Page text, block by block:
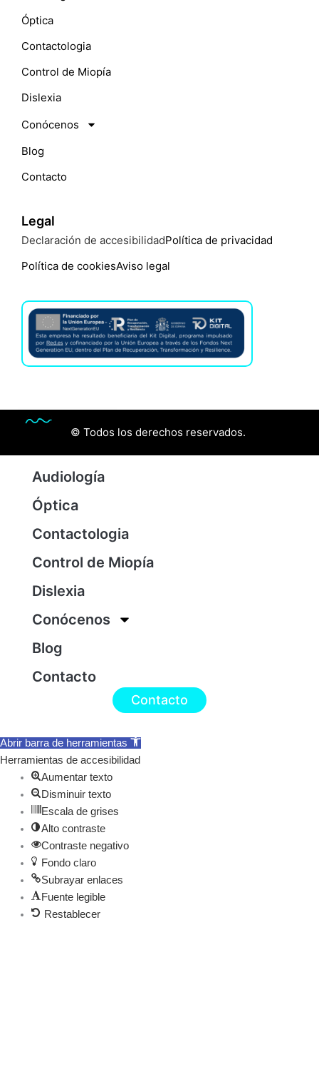
Óptica
Contactologia
Control de Miopía
Dislexia
Conócenos
Blog
Contacto
Legal
Declaración de accesibilidadPolítica de privacidad
Política de cookiesAviso legal
© Todos los derechos reservados.
Audiología
Óptica
Contactologia
Control de Miopía
Dislexia
Conócenos
Blog
Contacto
Contacto
Abrir barra de herramientas
Herramientas de accesibilidad
Aumentar texto
Disminuir texto
Escala de grises
Alto contraste
Contraste negativo
Fondo claro
Subrayar enlaces
Fuente legible
Restablecer